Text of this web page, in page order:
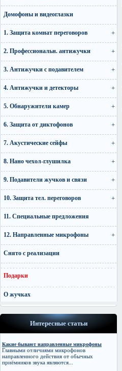
Домофоны и видеоглазки
1. Защита комнат переговоров
2. Профессиональн. антижучки
3. Антижучки с подавителем
4. Антижучки и детекторы
5. Обнаружители камер
6. Защита от диктофонов
7. Акустические сейфы
8. Нано чехол-глушилка
9. Подавители жучков и связи
10. Защита тел. переговоров
11. Специальные предложения
12. Направленные микрофоны
Снято с реализации
Подарки
О жучках
Интересные статьи
Какие бывают направленные микрофоны
Главными отличиями микрофонов
направленного действия от обычных
приёмников звука являются...